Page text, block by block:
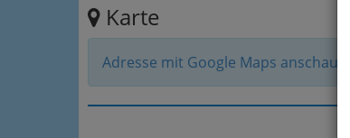
Karte
Adresse mit Google Maps anschauen